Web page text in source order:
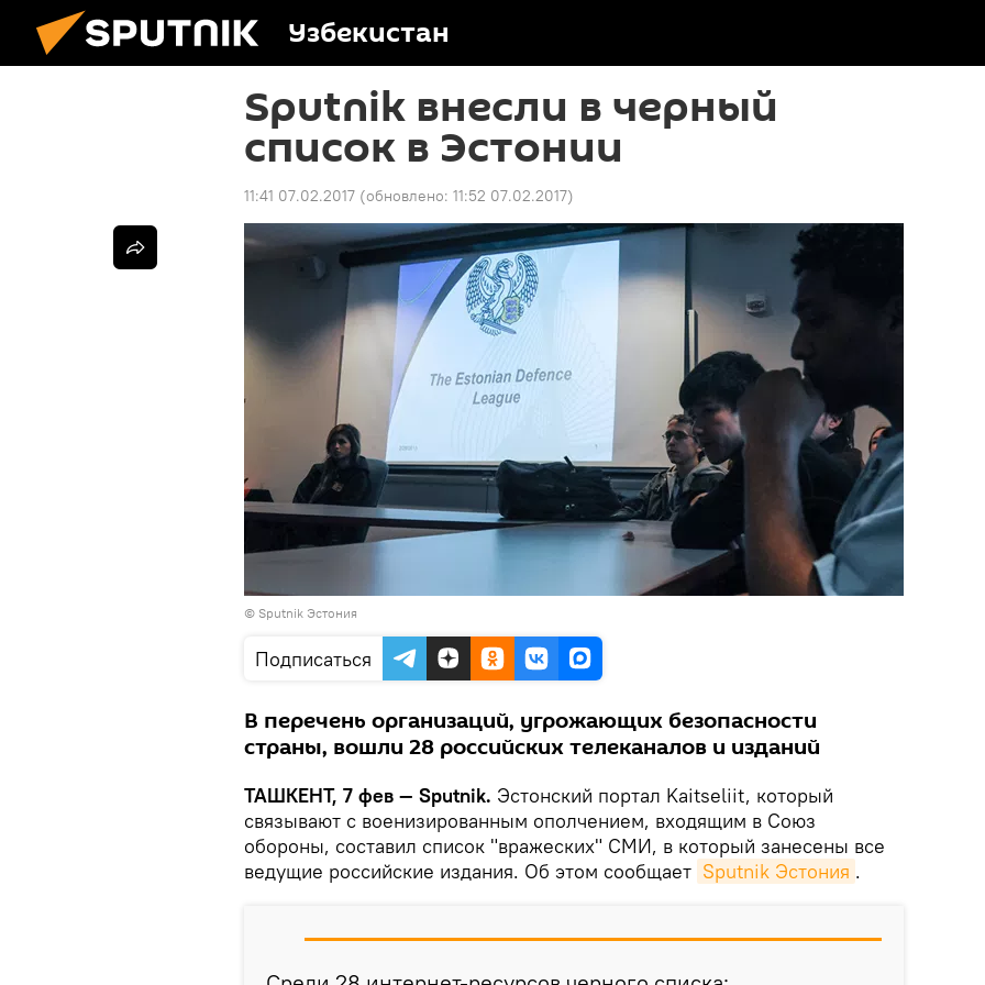
Узбекистан
Sputnik внесли в черный
список в Эстонии
11:41 07.02.2017 (обновлено: 11:52 07.02.2017)
© Sputnik Эстония
Подписаться
В перечень организаций, угрожающих безопасности
страны, вошли 28 российских телеканалов и изданий
ТАШКЕНТ, 7 фев — Sputnik. Эстонский портал Kaitseliit, который
связывают с военизированным ополчением, входящим в Союз
обороны, составил список "вражеских" СМИ, в который занесены все
ведущие российские издания. Об этом сообщает Sputnik Эстония .